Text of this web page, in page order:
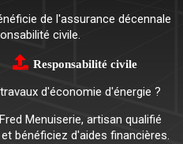
de l'assurance décennale
civile.
Responsabilité civile
d'économie d'énergie ?
Menuiserie, artisan qualifié
bénéficiez d'aides financières.